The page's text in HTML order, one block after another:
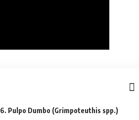
6. Pulpo Dumbo (Grimpoteuthis spp.)